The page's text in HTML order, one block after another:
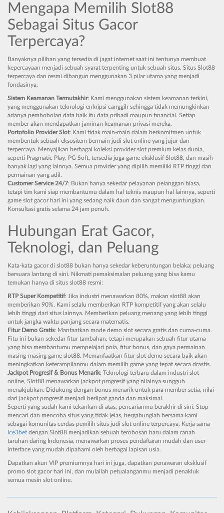
Mengapa Memilih Slot88
Sebagai Situs Gacor
Terpercaya?
Banyaknya pilihan yang tersedia di jagat internet saat ini tentunya membuat
kepercayaan menjadi sebuah syarat terpenting untuk sebuah situs. Situs Slot88
terpercaya dan resmi dibangun menggunakan 3 pilar utama yang menjadi
fondasinya.
Sistem Keamanan Termutakhir: Kami menggunakan sistem keamanan terkini,
yang menggunakan teknologi enkripsi canggih sehingga tidak memungkinkan
adanya pembobolan data baik itu data pribadi maupun financial. Setiap
member akan mendapatkan jaminan keamanan privasi mereka.
Portofolio Provider Slot: Kami tidak main-main dalam berkomitmen untuk
membentuk sebuah eksositem bermain judi slot online yang jujur dan
terpercaya. Menyajikan berbagai koleksi provider slot premium kelas dunia,
seperti Pragmatic Play, PG Soft, tersedia juga game eksklusif Slot88, dan masih
banyak lagi yang lainnya. Semua provider yang dipilih memiliki RTP tinggi dan
permainan yang adil.
Customer Service 24/7: Bukan hanya sekedar pelayanan pelanggan biasa,
tetapi tim kami siap membantumu dalam hal teknis maupun hal lainnya, seperti
game slot gacor hari ini yang sedang naik daun dan sangat menguntungkan.
Konsultasi gratis selama 24 jam penuh.
Hubungan Erat Gacor,
Teknologi, dan Peluang
Kata-kata gacor di slot88 bukan hanya sekedar keberuntungan belaka; peluang
bersuara lantang di sini. Nikmati pemaksimalan peluang yang bisa kamu
temukan hanya di situs slot88 resmi:
RTP Super Kompetitif: Jika industri menawarkan 80%, makan slot88 akan
memberikan 90%. Kami selalu memberikan RTP kompetitif yang akan selalu
lebih tinggi dari situs lainnya. Memberikan peluang menang yang lebih tinggi
untuk jangka waktu panjang secara matematis.
Fitur Demo Gratis: Manfaatkan mode demo slot secara gratis dan cuma-cuma.
Fitu ini bukan sekedar fitur tambahan, tetapi merupakan sebuah fitur utama
yang bisa membantumu mempelajari pola, fitur bonus, dan gaya permainan
masing-masing game slot88. Memanfaatkan fitur slot demo secara baik akan
meningkatkan keterampilanmu dalam memilih game yang tepat secara drastis.
Jackpot Progresif & Bonus Menarik: Teknologi terbaru dalam industri slot
online, Slot88 menawarkan jackpot progresif yang nilainya sungguh
menakjubkan. Didukung dengan bonus menarik untuk para member setia, nilai
dari jackpot progresif menjadi berlipat ganda dan maksimal.
Seperti yang sudah kami tekankan di atas, pencarianmu berakhir di sini. Stop
mencari dan mencoba situs yang tidak jelas, bergabunglah bersama kami
sebagai komunitas cerdas pemilih situs judi slot online terpercaya. Kerja sama
Ice3bet dengan Slot88 menjadikan sebuah terobosan baru dalam ranah
taruhan daring Indonesia, menawarkan proses pendaftaran mudah dan user-
interface yang mudah dipahami oleh berbagai lapisan usia.
Dapatkan akun VIP premiumnya hari ini juga, dapatkan penawaran eksklusif
promo slot gacor hari ini, dan mulailah petualanganmu menjadi penakluk
semua mesin slot online.